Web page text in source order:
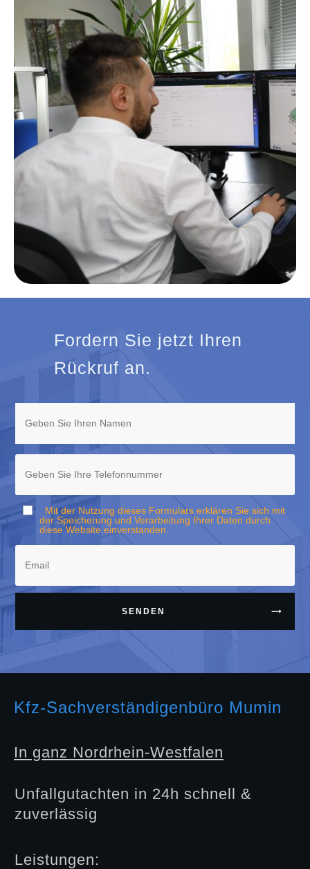
Fordern Sie jetzt Ihren
Rückruf an.
Mit der Nutzung dieses Formulars erklären Sie sich mit
der Speicherung und Verarbeitung Ihrer Daten durch
diese Website einverstanden.
SENDEN
Kfz-Sachverständigenbüro Mumin
In ganz Nordrhein-Westfalen
Unfallgutachten in 24h schnell &
zuverlässig
Leistungen: